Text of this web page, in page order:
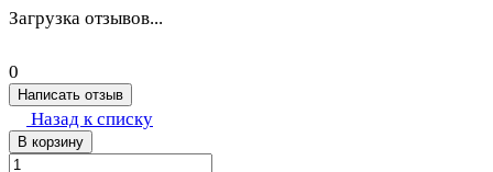
Загрузка отзывов...
0
Написать отзыв
Назад к списку
В корзину